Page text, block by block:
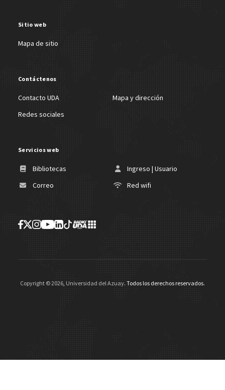
Sitio web
Mapa de sitio
Contáctenos
Contacto UDA
Mapa y dirección
Redes sociales
Servicios web
Bibliotecas
Ingreso | Usuario
Correo
Red wifi
Copyright ©2026 Universidad del Azuay. Todos los derechos reservados.